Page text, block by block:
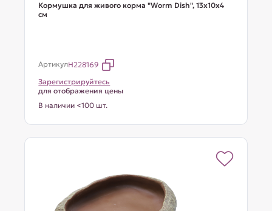
Кормушка для живого корма "Worm Dish", 13х10х4
см
АртикулH228169
Зарегистрируйтесь
для отображения цены
В наличии <100 шт.